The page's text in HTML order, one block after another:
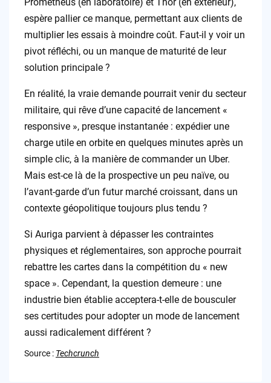
espère pallier ce manque, permettant aux clients de
multiplier les essais à moindre coût. Faut-il y voir un
pivot réfléchi, ou un manque de maturité de leur
solution principale ?
En réalité, la vraie demande pourrait venir du secteur
militaire, qui rêve d’une capacité de lancement «
responsive », presque instantanée : expédier une
charge utile en orbite en quelques minutes après un
simple clic, à la manière de commander un Uber.
Mais est-ce là de la prospective un peu naïve, ou
l’avant-garde d’un futur marché croissant, dans un
contexte géopolitique toujours plus tendu ?
Si Auriga parvient à dépasser les contraintes
physiques et réglementaires, son approche pourrait
rebattre les cartes dans la compétition du « new
space ». Cependant, la question demeure : une
industrie bien établie acceptera-t-elle de bousculer
ses certitudes pour adopter un mode de lancement
aussi radicalement différent ?
Source : Techcrunch